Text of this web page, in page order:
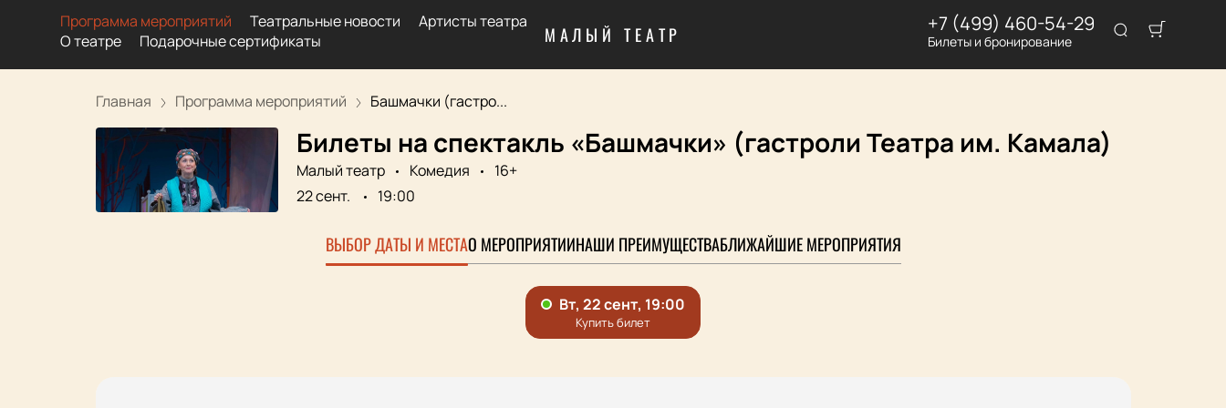
МАЛЫЙ ТЕАТР
Программа мероприятий Театральные новости
Артисты театра
О театре
Подарочные сертификаты
+7 (499) 460-54-29
Билеты и бронирование
Главная Программа мероприятий Башмачки (гастро...
Билеты на спектакль «Башмачки» (гастроли Театра им. Камала)
Малый театр Комедия
16+
22 сент.
19:00
ВЫБОР ДАТЫ И МЕСТАО МЕРОПРИЯТИИНАШИ ПРЕИМУЩЕСТВАБЛИЖАЙШИЕ МЕРОПРИЯТИЯ